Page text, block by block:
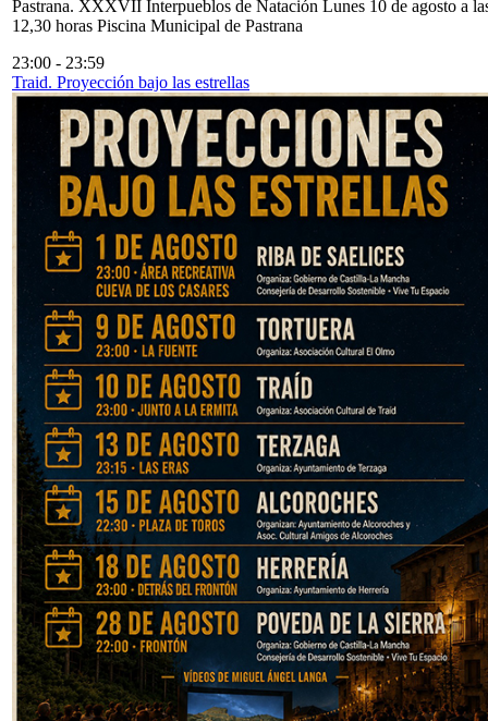
Pastrana. XXXVII Interpueblos de Natación Lunes 10 de agosto a
12,30 horas Piscina Municipal de Pastrana
23:00 - 23:59
Traid. Proyección bajo las estrellas